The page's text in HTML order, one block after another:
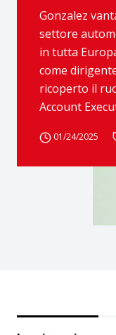
Gonzalez
settore
in tutta
come
ricoperto il
Account
01/24/2025